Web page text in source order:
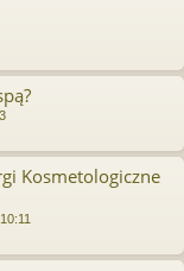
Kosmetologiczne